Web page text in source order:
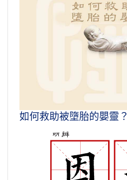
如何救助被墮胎的嬰靈？